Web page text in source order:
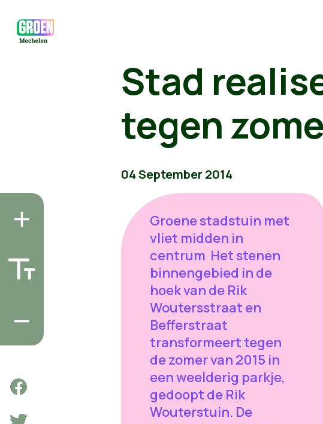
Stad
tegen
04 September 2014
Groene stadstuin met
vliet midden in
centrum Het stenen
binnengebied in de
hoek van de Rik
Woutersstraat en
Befferstraat
transformeert tegen
de zomer van 2015 in
een weelderig parkje,
gedoopt de Rik
Wouterstuin. De